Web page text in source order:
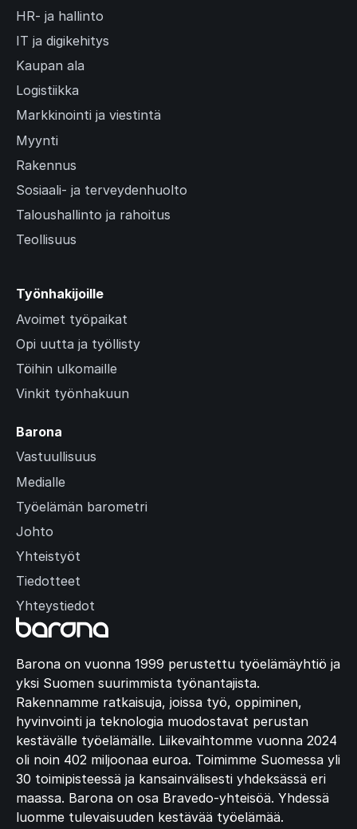
Barona on vuonna 1999 perustettu työelämäyhtiö ja
yksi Suomen suurimmista työnantajista.
Rakennamme ratkaisuja, joissa työ, oppiminen,
hyvinvointi ja teknologia muodostavat perustan
kestävälle työelämälle. Liikevaihtomme vuonna 2024
oli noin 402 miljoonaa euroa. Toimimme Suomessa yli
30 toimipisteessä ja kansainvälisesti yhdeksässä eri
maassa. Barona on osa Bravedo-yhteisöä. Yhdessä
luomme tulevaisuuden kestävää työelämää.
HR- ja hallinto
IT ja digikehitys
Kaupan ala
Logistiikka
Markkinointi ja viestintä
Myynti
Rakennus
Sosiaali- ja terveydenhuolto
Taloushallinto ja rahoitus
Teollisuus
Työnhakijoille
Avoimet työpaikat
Opi uutta ja työllisty
Töihin ulkomaille
Vinkit työnhakuun
Barona
Vastuullisuus
Medialle
Työelämän barometri
Johto
Yhteistyöt
Tiedotteet
Yhteystiedot